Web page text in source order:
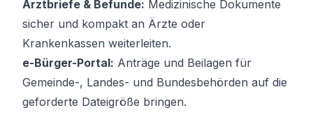
Arztbriefe & Befunde: Medizinische Dokumente
sicher und kompakt an Ärzte oder
Krankenkassen weiterleiten.
e-Bürger-Portal: Anträge und Beilagen für
Gemeinde-, Landes- und Bundesbehörden auf die
geforderte Dateigröße bringen.